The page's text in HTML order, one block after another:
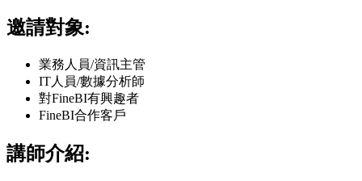
邀請對象:
業務人員/資訊主管
IT人員/數據分析師
對FineBI有興趣者
FineBI合作客戶
講師介紹: